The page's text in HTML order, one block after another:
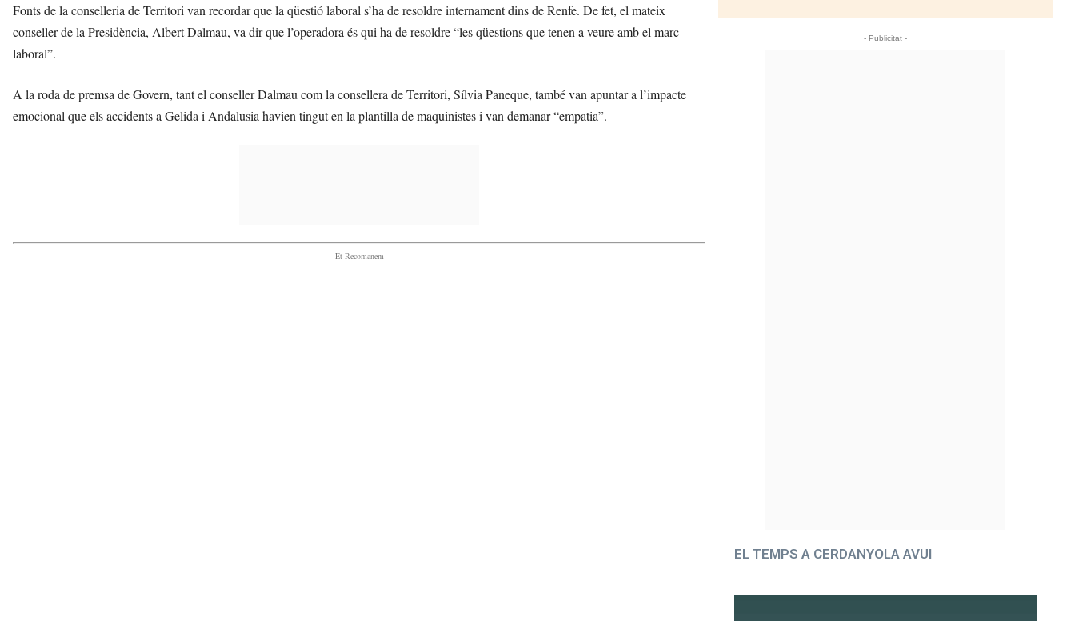
Fonts de la conselleria de Territori van recordar que la qüestió laboral s’ha de resoldre internament dins de Renfe. De fet, el mateix
conseller de la Presidència, Albert Dalmau, va dir que l’operadora és qui ha de resoldre “les qüestions que tenen a veure amb el marc
laboral”.
A la roda de premsa de Govern, tant el conseller Dalmau com la consellera de Territori, Sílvia Paneque, també van apuntar a l’impacte
emocional que els accidents a Gelida i Andalusia havien tingut en la plantilla de maquinistes i van demanar “empatia”.
- Et Recomanem -
- Publicitat -
EL TEMPS A CERDANYOLA AVUI